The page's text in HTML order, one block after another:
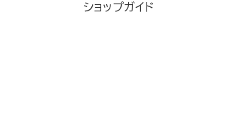
ショップガイド